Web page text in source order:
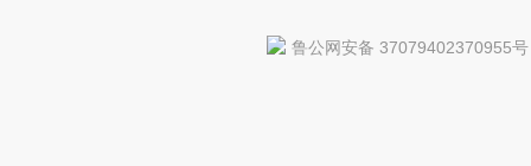
鲁公网安备 37079402370955号